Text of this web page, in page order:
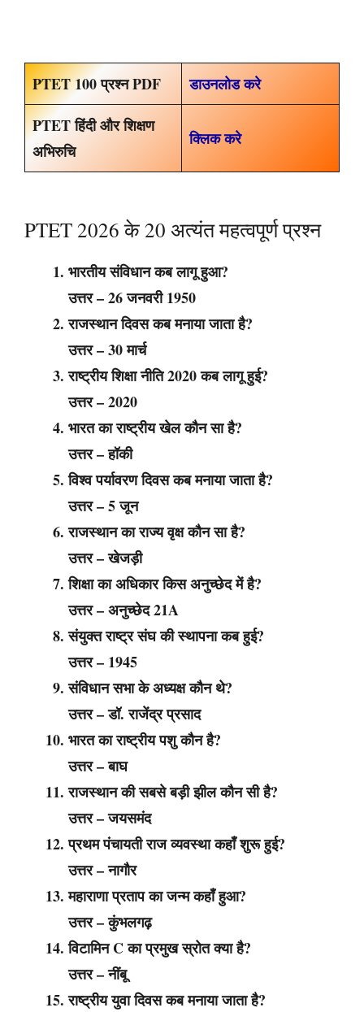
PTET 100 प्रश्न PDF
डाउनलोड करे
PTET हिंदी और शिक्षण
अभिरुचि
क्लिक करे
PTET 2026 के 20 अत्यंत महत्वपूर्ण प्रश्न
भारतीय संविधान कब लागू हुआ?
उत्तर – 26 जनवरी 1950
राजस्थान दिवस कब मनाया जाता है?
उत्तर – 30 मार्च
राष्ट्रीय शिक्षा नीति 2020 कब लागू हुई?
उत्तर – 2020
भारत का राष्ट्रीय खेल कौन सा है?
उत्तर – हॉकी
विश्व पर्यावरण दिवस कब मनाया जाता है?
उत्तर – 5 जून
राजस्थान का राज्य वृक्ष कौन सा है?
उत्तर – खेजड़ी
शिक्षा का अधिकार किस अनुच्छेद में है?
उत्तर – अनुच्छेद 21A
संयुक्त राष्ट्र संघ की स्थापना कब हुई?
उत्तर – 1945
संविधान सभा के अध्यक्ष कौन थे?
उत्तर – डॉ. राजेंद्र प्रसाद
भारत का राष्ट्रीय पशु कौन है?
उत्तर – बाघ
राजस्थान की सबसे बड़ी झील कौन सी है?
उत्तर – जयसमंद
प्रथम पंचायती राज व्यवस्था कहाँ शुरू हुई?
उत्तर – नागौर
महाराणा प्रताप का जन्म कहाँ हुआ?
उत्तर – कुंभलगढ़
विटामिन C का प्रमुख स्रोत क्या है?
उत्तर – नींबू
राष्ट्रीय युवा दिवस कब मनाया जाता है?